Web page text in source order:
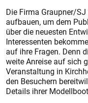
Die Firma Graupner/
aufbauen, um dem
über die neuesten
Interessenten
auf ihre Fragen. Denn
weite Anreise auf sich
Veranstaltung in
den Besuchern
Details ihrer